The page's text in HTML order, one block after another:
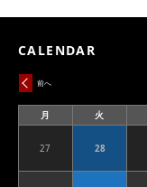
CALENDAR
前へ
月
曜
火
曜
272026.07.27 282026.07.28